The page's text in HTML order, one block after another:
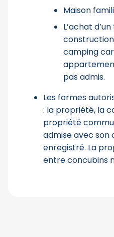
Maison
L’achat
camping
pas admis.
Les formes
: la propriété, la
propriété
admise avec
enregistré. La
entre concubins